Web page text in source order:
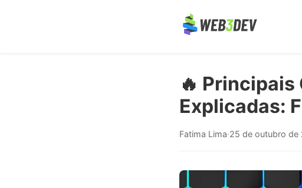
🔥
Explicadas:
Fatima Lima·25 de outubro de